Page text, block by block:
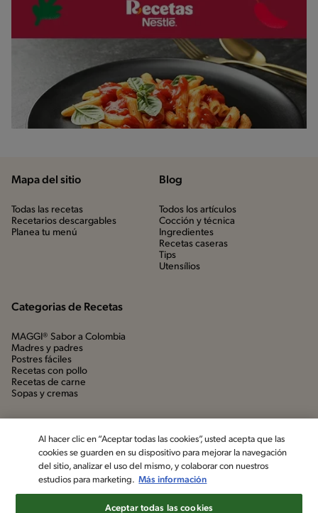
Mapa del sitio
Todas las recetas
Recetarios descargables
Planea tu menú
Blog
Todos los artículos
Cocción y técnica
Ingredientes
Recetas caseras
Tips
Utensílios
Categorias de Recetas
MAGGI® Sabor a Colombia
Madres y padres
Postres fáciles
Recetas con pollo
Recetas de carne
Sopas y cremas
Al hacer clic en “Aceptar todas las cookies”, usted acepta que las
cookies se guarden en su dispositivo para mejorar la navegación
del sitio, analizar el uso del mismo, y colaborar con nuestros
estudios para marketing. Más información
Aceptar todas las cookies